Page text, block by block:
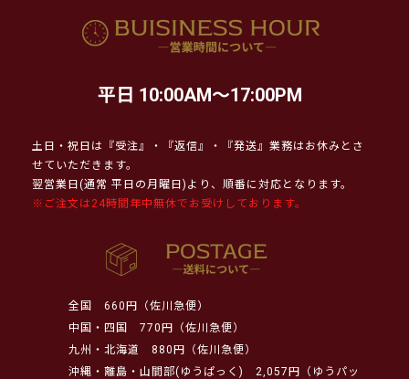
平日 10:00AM～17:00PM
土日・祝日は『受注』・『返信』・『発送』業務はお休みとさ
せていただきます。
翌営業日(通常 平日の月曜日)より、順番に対応となります。
※ご注文は24時間年中無休でお受けしております。
全国
660円（佐川急便）
中国・四国
770円（佐川急便）
九州・北海道
880円（佐川急便）
沖縄・離島・山間部(ゆうぱっく)
2,057円（ゆうパッ